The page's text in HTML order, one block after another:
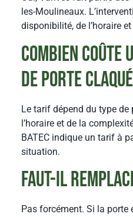
les-Moulineaux.
disponibilité, de l’horaire
Combien
de porte
Le tarif dépend du type de
l’horaire et de la
BATEC indique un tarif à
situation.
Faut-il
Pas forcément. Si la porte